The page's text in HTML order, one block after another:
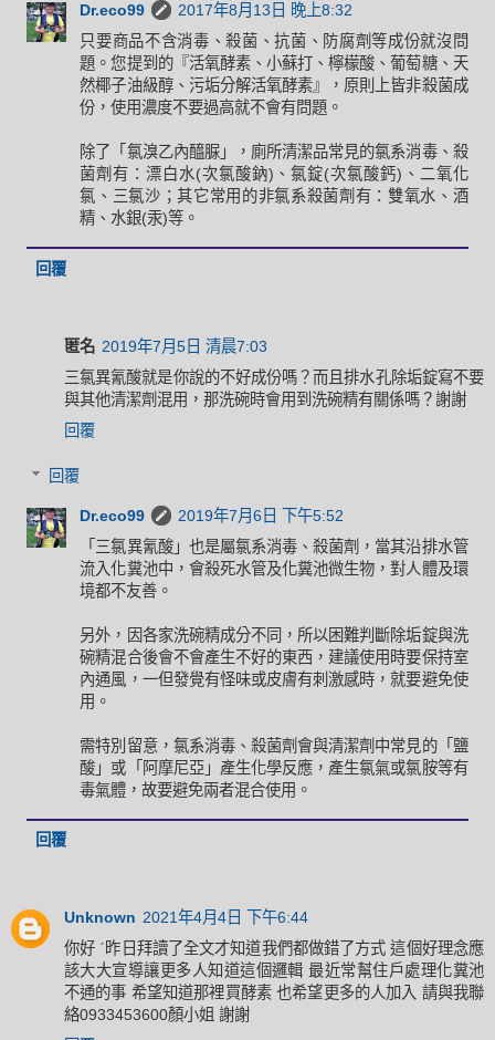
Dr.eco99
2017年8月13日 晚上8:32
只要商品不含消毒、殺菌、抗菌、防腐劑等成份就沒問
題。您提到的『活氧酵素、小蘇打、檸檬酸、葡萄糖、天
然椰子油級醇、污垢分解活氧酵素』，原則上皆非殺菌成
份，使用濃度不要過高就不會有問題。
除了「氯溴乙內醯脲」，廁所清潔品常見的氯系消毒、殺
菌劑有：漂白水(次氯酸鈉)、氯錠(次氯酸鈣)、二氧化
氯、三氯沙；其它常用的非氯系殺菌劑有：雙氧水、酒
精、水銀(汞)等。
回覆
匿名 2019年7月5日 清晨7:03
三氯異氰酸就是你說的不好成份嗎？而且排水孔除垢錠寫不要
與其他清潔劑混用，那洗碗時會用到洗碗精有關係嗎？謝謝
回覆
回覆
Dr.eco99
2019年7月6日 下午5:52
「三氯異氰酸」也是屬氯系消毒、殺菌劑，當其沿排水管
流入化糞池中，會殺死水管及化糞池微生物，對人體及環
境都不友善。
另外，因各家洗碗精成分不同，所以困難判斷除垢錠與洗
碗精混合後會不會產生不好的東西，建議使用時要保持室
內通風，一但發覺有怪味或皮膚有刺激感時，就要避免使
用。
需特別留意，氯系消毒、殺菌劑會與清潔劑中常見的「鹽
酸」或「阿摩尼亞」產生化學反應，產生氯氣或氯胺等有
毒氣體，故要避免兩者混合使用。
回覆
Unknown 2021年4月4日 下午6:44
你好 ˊ昨日拜讀了全文才知道我們都做錯了方式 這個好理念應
該大大宣導讓更多人知道這個邏輯 最近常幫住戶處理化糞池
不通的事 希望知道那裡買酵素 也希望更多的人加入 請與我聯
絡0933453600顏小姐 謝謝